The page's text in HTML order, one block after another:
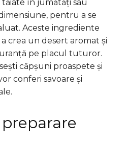
în jumătăți sau
pentru a se
Aceste ingrediente
crea un desert aromat și
pe placul tuturor.
căpșuni proaspete și
conferi savoare și